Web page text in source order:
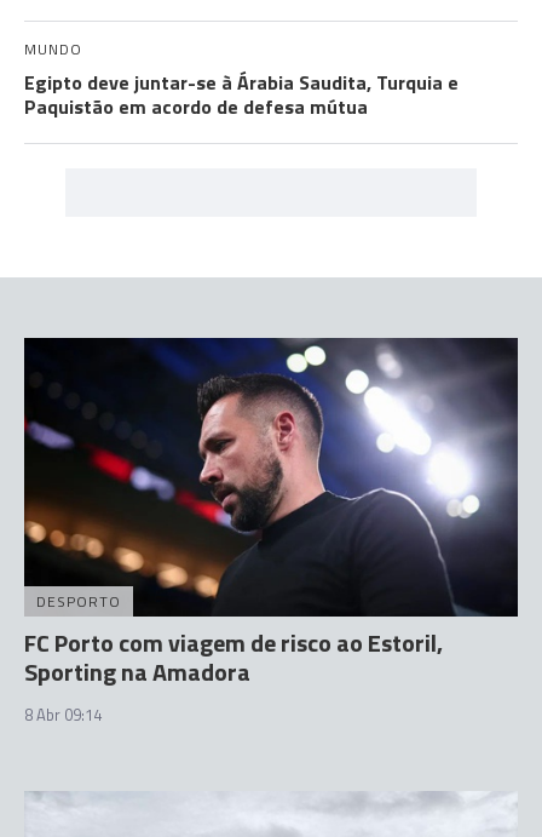
MUNDO
Egipto deve juntar-se à Árabia Saudita, Turquia e
Paquistão em acordo de defesa mútua
DESPORTO
FC Porto com viagem de risco ao Estoril,
Sporting na Amadora
8 Abr 09:14